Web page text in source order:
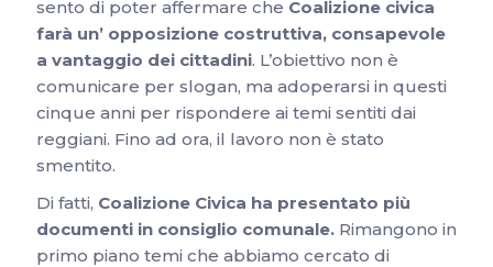
sento di poter affermare che Coalizione civica
farà un’ opposizione costruttiva, consapevole
a vantaggio dei cittadini. L’obiettivo non è
comunicare per slogan, ma adoperarsi in questi
cinque anni per rispondere ai temi sentiti dai
reggiani. Fino ad ora, il lavoro non è stato
smentito.
Di fatti, Coalizione Civica ha presentato più
documenti in consiglio comunale.Rimangono in
primo piano temi che abbiamo cercato di